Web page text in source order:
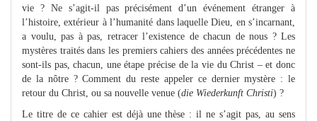
vie ? Ne s’agit-il pas précisément d’un événement étranger à
l’histoire, extérieur à l’humanité dans laquelle Dieu, en s’incarnant,
a voulu, pas à pas, retracer l’existence de chacun de nous ? Les
mystères traités dans les premiers cahiers des années précédentes ne
sont-ils pas, chacun, une étape précise de la vie du Christ – et donc
de la nôtre ? Comment du reste appeler ce dernier mystère : le
retour du Christ, ou sa nouvelle venue (die Wiederkunft Christi) ?
Le titre de ce cahier est déjà une thèse : il ne s’agit pas, au sens